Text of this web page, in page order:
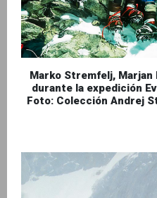
Marko Stremfelj, Marjan
durante la expedición
Foto: Colección Andrej